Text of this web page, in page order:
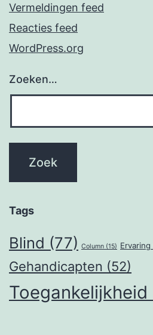
Vermeldingen feed
Reacties feed
WordPress.org
Zoeken…
Tags
Blind (77) Column (15) Ervaring
Gehandicapten (52)
Toegankelijkheid